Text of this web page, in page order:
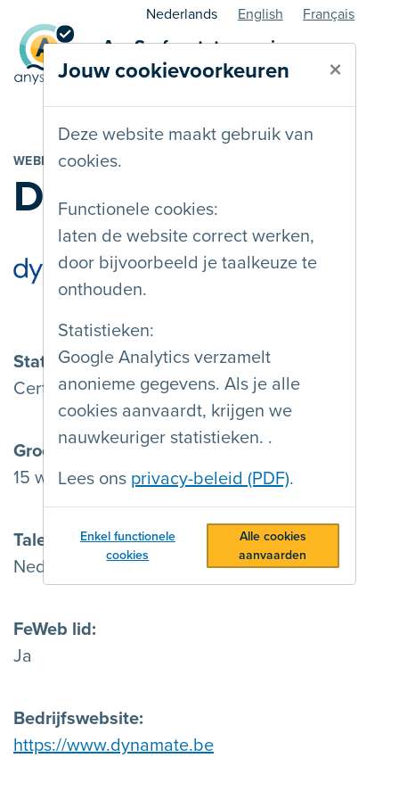
Jouw cookievoorkeuren ×
Deze website maakt gebruik van
cookies.
Functionele cookies:
laten de website correct werken,
door bijvoorbeeld je taalkeuze te
onthouden.
Statistieken:
Google Analytics verzamelt
anonieme gegevens. Als je alle
cookies aanvaardt, krijgen we
nauwkeuriger statistieken. .
Lees ons privacy-beleid (PDF).
Enkel functionele
cookies
Alle cookies
aanvaarden
AnySurfer statuspagina -
webbouwer
Nederlands English Français
WEBBEDRIJF
Dynamate
Status
Certified
Grootte
15 werknemers of meer
Talen
Nederlands
FeWeb lid
Ja
Bedrijfswebsite
https://www.dynamate.be